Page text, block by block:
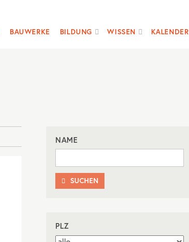
BAUWERKE BILDUNG WISSEN KALENDER
NAME
 SUCHEN
PLZ